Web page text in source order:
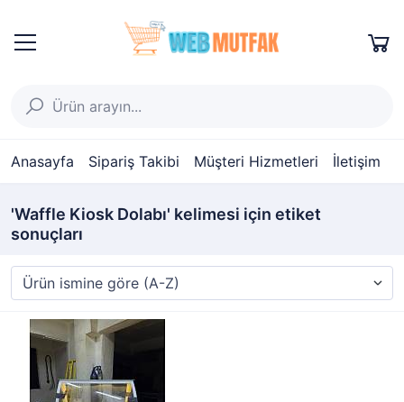
Anasayfa Sipariş Takibi Müşteri Hizmetleri İletişim
'Waffle Kiosk Dolabı' kelimesi için etiket
sonuçları